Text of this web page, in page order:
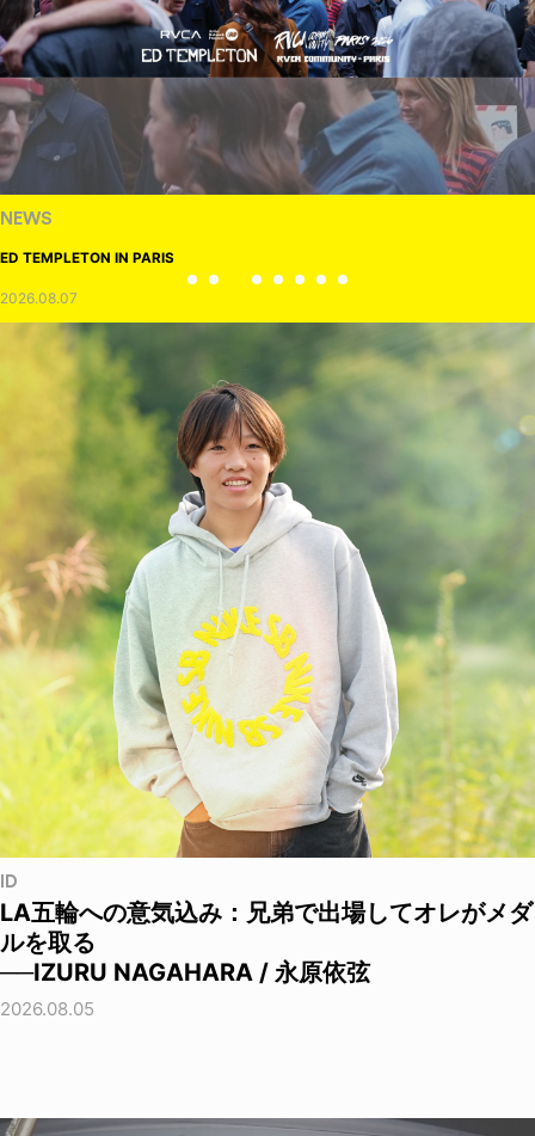
NEWS
ED TEMPLETON IN PARIS
2026.08.07
ID
LA五輪への意気込み：兄弟で出場してオレがメダ
ルを取る
──IZURU NAGAHARA / 永原依弦
2026.08.05